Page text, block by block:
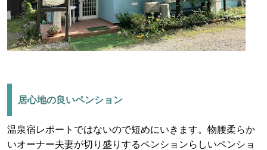
居心地の良いペンション
温泉宿レポートではないので短めにいきます。物腰柔らか
いオーナー夫妻が切り盛りするペンションらしいペンショ